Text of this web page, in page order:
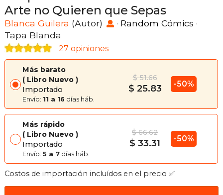
Arte no Quieren que Sepas
Blanca Guilera (Autor) · Random Cómics ·
Tapa Blanda
27 opiniones
Más barato
Libro Nuevo
Importado
Envío: 11 a 16 días háb.
$ 51.66
$ 25.83 -50%
Más rápido
Libro Nuevo
Importado
Envío: 5 a 7 días háb.
$ 66.62
$ 33.31 -50%
Costos de importación incluídos en el precio ✅